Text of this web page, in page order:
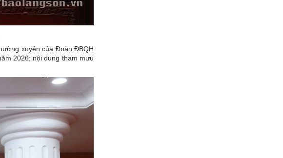
xuyên của Đoàn ĐBQH
2026; nội dung tham mưu